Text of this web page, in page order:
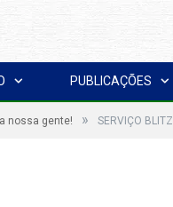
PUBLICAÇÕES
nossa gente! » SERVIÇO BLITZ